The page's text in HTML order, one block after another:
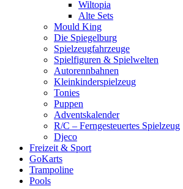
Wiltopia
Alte Sets
Mould King
Die Spiegelburg
Spielzeugfahrzeuge
Spielfiguren & Spielwelten
Autorennbahnen
Kleinkinderspielzeug
Tonies
Puppen
Adventskalender
R/C – Ferngesteuertes Spielzeug
Djeco
Freizeit & Sport
GoKarts
Trampoline
Pools